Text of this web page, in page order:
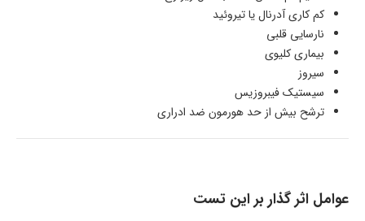
کم کاری آدرنال یا تیروئید
نارسایی قلبی
بیماری کلیوی
سیروز
سیستیک فیبروزیس
ترشح بیش از حد هورمون ضد ادراری
عوامل اثر گذار بر این تست